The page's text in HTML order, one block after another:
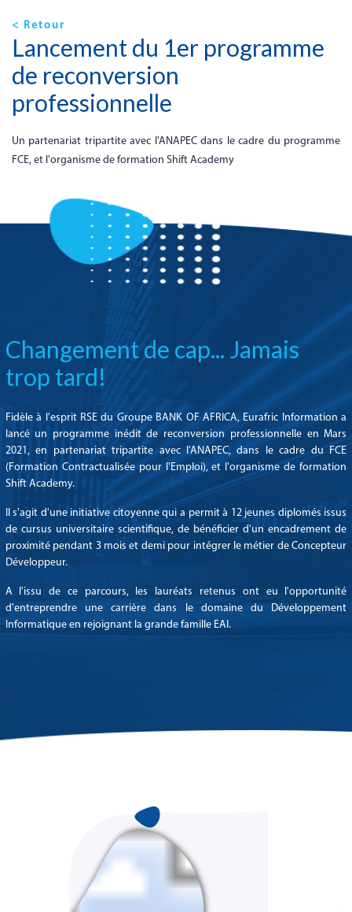
< Retour
Lancement du 1er programme
de reconversion
professionnelle
Un partenariat tripartite avec l'ANAPEC dans le cadre du programme
FCE, et l'organisme de formation Shift Academy
Changement de cap... Jamais
trop tard!
Fidèle à l'esprit RSE du Groupe BANK OF AFRICA, Eurafric Information a
lancé un programme inédit de reconversion professionnelle en Mars
2021, en partenariat tripartite avec l'ANAPEC, dans le cadre du FCE
(Formation Contractualisée pour l'Emploi), et l'organisme de formation
Shift Academy.
Il s'agit d'une initiative citoyenne qui a permit à 12 jeunes diplomés issus
de cursus universitaire scientifique, de bénéficier d'un encadrement de
proximité pendant 3 mois et demi pour intégrer le métier de Concepteur
Développeur.
A l'issu de ce parcours, les lauréats retenus ont eu l'opportunité
d'entreprendre une carrière dans le domaine du Développement
Informatique en rejoignant la grande famille EAI.